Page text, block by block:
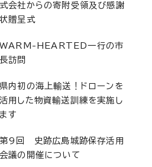
式会社からの寄附受領及び感謝
状贈呈式
WARM-HEARTED一行の市
長訪問
県内初の海上輸送！ドローンを
活用した物資輸送訓練を実施し
ます
第9回 史跡広島城跡保存活用
会議の開催について